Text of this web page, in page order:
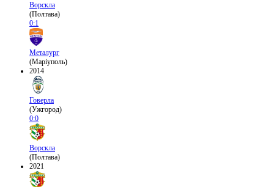
Ворскла
(Полтава)
0:1
Металург
(Маріуполь)
2014
Говерла
(Ужгород)
0:0
Ворскла
(Полтава)
2021